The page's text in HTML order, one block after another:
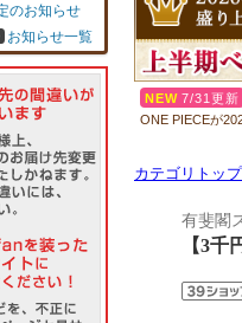
カテゴリトップ
有斐閣
【3